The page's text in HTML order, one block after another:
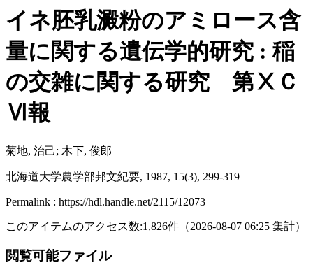
イネ胚乳澱粉のアミロース含
量に関する遺伝学的研究 : 稲
の交雑に関する研究 第ⅩＣ
Ⅵ報
菊地, 治己; 木下, 俊郎
北海道大学農学部邦文紀要, 1987, 15(3), 299-319
Permalink : https://hdl.handle.net/2115/12073
このアイテムのアクセス数:1,826件 （2026-08-07 06:25 集計）
閲覧可能ファイル